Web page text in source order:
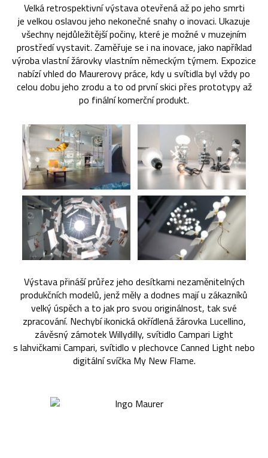
Velká retrospektivní výstava otevřená až po jeho smrti
je velkou oslavou jeho nekonečné snahy o inovaci. Ukazuje
všechny nejdůležitější počiny, které je možné v muzejním
prostředí vystavit. Zaměřuje se i na inovace, jako například
výroba vlastní žárovky vlastním německým týmem. Expozice
nabízí vhled do Maurerovy práce, kdy u svítidla byl vždy po
celou dobu jeho zrodu a to od první skici přes prototypy až
po finální komerční produkt.
Výstava přináší průřez jeho desítkami nezaměnitelných
produkčních modelů, jenž měly a dodnes mají u zákazníků
velký úspěch a to jak pro svou originálnost, tak své
zpracování. Nechybí ikonická okřídlená žárovka Lucellino,
závěsný zámotek Willydilly, svítidlo Campari Light
s lahvičkami Campari, svítidlo v plechovce Canned Light nebo
digitální svíčka My New Flame.